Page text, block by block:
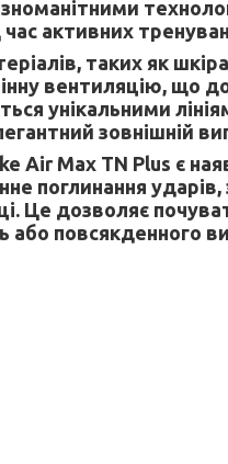
активних
таких як
вентиляцію, що
унікальними
зовнішній
Air Max TN Plus є
поглинання
Це дозволяє
або повсякденного